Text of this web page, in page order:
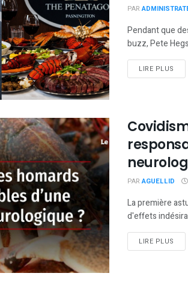
PAR
Pendant que
buzz, Pete
LIRE PLUS
PAR AGUELLID
La première
d'effets
LIRE PLUS